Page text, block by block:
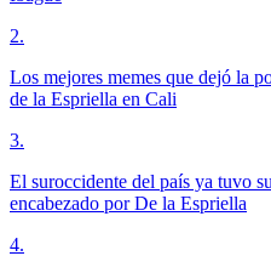
2.
Los mejores memes que dejó la
de la Espriella en Cali
3.
El suroccidente del país ya tuvo
encabezado por De la Espriella
4.